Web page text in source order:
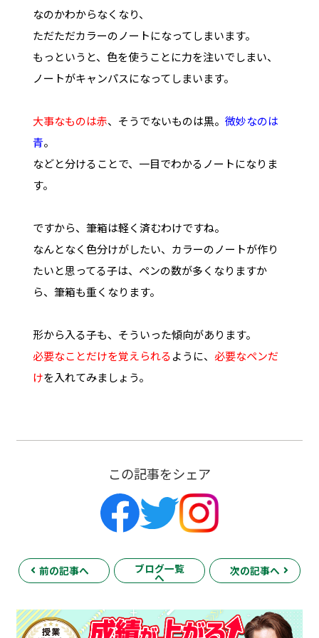
なのかわからなくなり、
ただただカラーのノートになってしまいます。
もっというと、色を使うことに力を注いでしまい、
ノートがキャンパスになってしまいます。
大事なものは赤、そうでないものは黒。 微妙なのは
青。
などと分けることで、一目でわかるノートになりま
す。
ですから、筆箱は軽く済むわけですね。
なんとなく色分けがしたい、カラーのノートが作り
たいと思ってる子は、ペンの数が多くなりますか
ら、筆箱も重くなります。
形から入る子も、そういった傾向があります。
必要なことだけを覚えられるように、 必要なペンだ
けを入れてみましょう。
この記事をシェア
前の記事へ ブログ一覧
へ
次の記事へ